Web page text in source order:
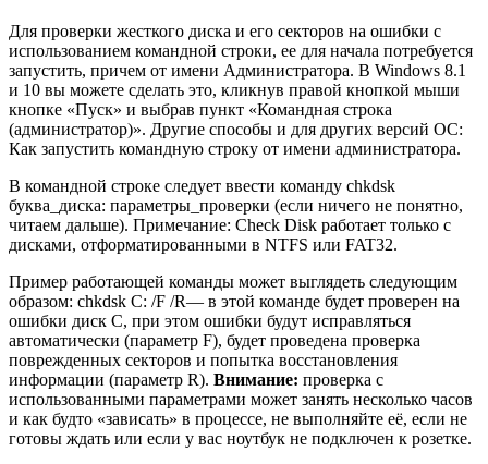
Для проверки жесткого диска и его секторов на ошибки с
использованием командной строки, ее для начала потребуется
запустить, причем от имени Администратора. В Windows 8.1
и 10 вы можете сделать это, кликнув правой кнопкой мыши
кнопке «Пуск» и выбрав пункт «Командная строка
(администратор)». Другие способы и для других версий ОС:
Как запустить командную строку от имени администратора.
В командной строке следует ввести команду chkdsk
буква_диска: параметры_проверки (если ничего не понятно,
читаем дальше). Примечание: Check Disk работает только с
дисками, отформатированными в NTFS или FAT32.
Пример работающей команды может выглядеть следующим
образом: chkdsk C: /F /R— в этой команде будет проверен на
ошибки диск C, при этом ошибки будут исправляться
автоматически (параметр F), будет проведена проверка
поврежденных секторов и попытка восстановления
информации (параметр R). Внимание: проверка с
использованными параметрами может занять несколько часов
и как будто «зависать» в процессе, не выполняйте её, если не
готовы ждать или если у вас ноутбук не подключен к розетке.